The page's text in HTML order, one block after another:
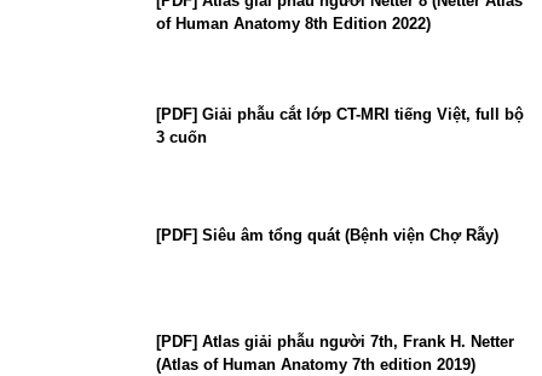
of Human Anatomy 8th Edition 2022)
[PDF] Giải phẫu cắt lớp CT-MRI tiếng Việt, full bộ
3 cuốn
[PDF] Siêu âm tổng quát (Bệnh viện Chợ Rẫy)
[PDF] Atlas giải phẫu người 7th, Frank H. Netter
(Atlas of Human Anatomy 7th edition 2019)